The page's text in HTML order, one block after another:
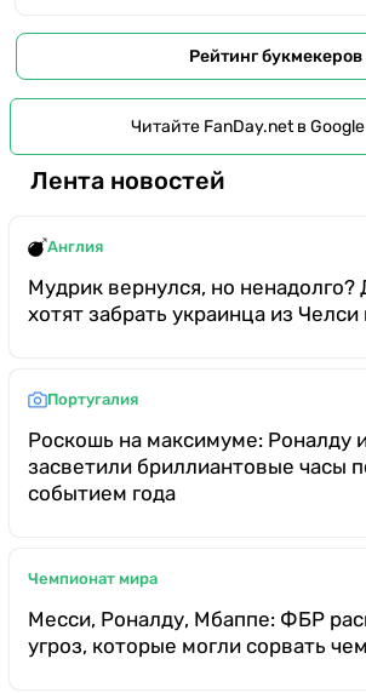
Рейтинг букмекеров
Читайте FanDay.net в
Лента новостей
Англия
Мудрик вернулся, но ненадолго?
хотят забрать украинца из Челси
Португалия
Роскошь на максимуме: Роналду
засветили бриллиантовые часы
событием года
Чемпионат мира
Месси, Роналду, Мбаппе: ФБР
угроз, которые могли сорвать